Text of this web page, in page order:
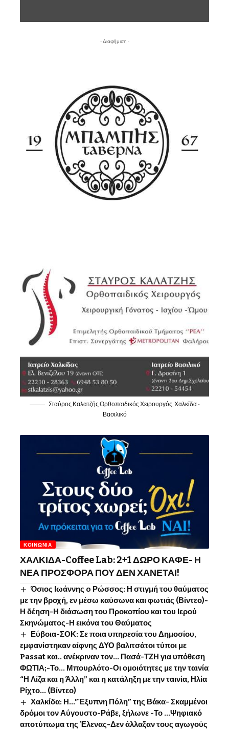
- Διαφήμιση -
Σταύρος Καλατζής Ορθοπαιδικός Χειρουργός, Χαλκίδα -
Βασιλικό
ΚΟΙΝΩΝΊΑ
ΧΑΛΚΙΔΑ-Coffee Lab: 2+1 ΔΩΡΟ ΚΑΦΕ- Η
ΝΕΑ ΠΡΟΣΦΟΡΑ ΠΟΥ ΔΕΝ ΧΑΝΕΤΑΙ!
Όσιος Ιωάννης o Ρώσσος: Η στιγμή του θαύματος
με την βροχή, εν μέσω καύσωνα και φωτιάς (Βίντεο)-
Η δέηση-Η διάσωση του Προκοπίου και του Ιερού
Σκηνώματος-Η εικόνα του Θαύματος
Εύβοια-ΣΟΚ: Σε ποια υπηρεσία του Δημοσίου,
εμφανίστηκαν αίφνης ΔΥΟ βαλιτσάτοι τύποι με
Passat και.. ανέκριναν τον… Πασά-ΤΖΗ για υπόθεση
ΦΩΤΙΑ;-Το… Μπουρλότο-Οι ομοιότητες με την ταινία
“Η Λίζα και η Άλλη” και η κατάληξη με την ταινία, Ηλία
Ρίχτο… (Βίντεο)
Χαλκίδα: Η…”Έξυπνη Πόλη” της Βάκα- Σκαμμένοι
δρόμοι τον Αύγουστο-Ράβε, ξήλωνε -Το …Ψηφιακό
αποτύπωμα της Έλενας-Δεν άλλαξαν τους αγωγούς